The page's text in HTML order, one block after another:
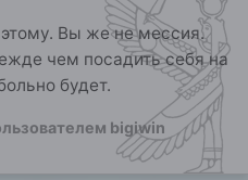
Вы же не мессия.
чем посадить себя на
будет.
bigiwin